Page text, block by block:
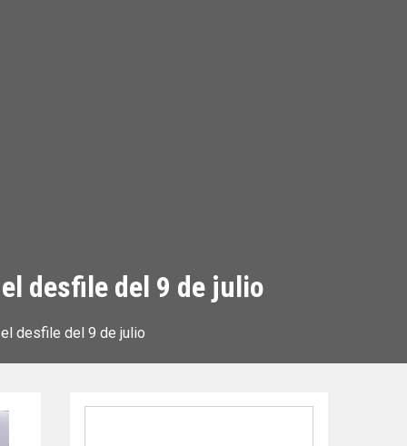
el desfile del 9 de julio
el desfile del 9 de julio